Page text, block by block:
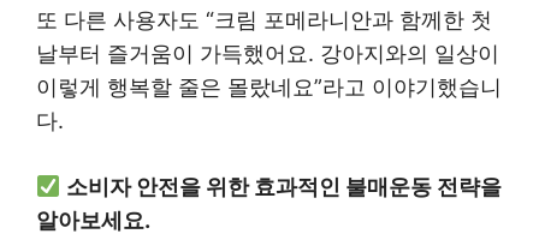
또 다른 사용자도 “크림 포메라니안과 함께한 첫
날부터 즐거움이 가득했어요. 강아지와의 일상이
이렇게 행복할 줄은 몰랐네요”라고 이야기했습니
다.
소비자 안전을 위한 효과적인 불매운동 전략을
알아보세요.